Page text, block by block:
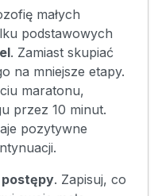
małych
podstawowych
. Zamiast skupiać
na mniejsze etapy.
maratonu,
przez 10 minut.
pozytywne
. Zapisuj, co